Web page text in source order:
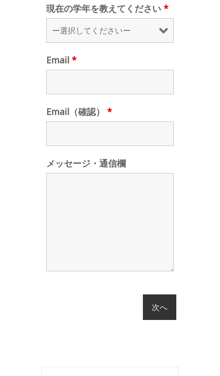
現在の学年を教えてください *
Email *
Email（確認） *
メッセージ・通信欄